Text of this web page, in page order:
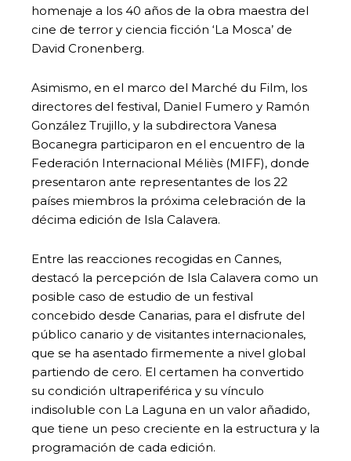
homenaje a los 40 años de la obra maestra del
cine de terror y ciencia ficción ‘La Mosca’ de
David Cronenberg.
Asimismo, en el marco del Marché du Film, los
directores del festival, Daniel Fumero y Ramón
González Trujillo, y la subdirectora Vanesa
Bocanegra participaron en el encuentro de la
Federación Internacional Méliès (MIFF), donde
presentaron ante representantes de los 22
países miembros la próxima celebración de la
décima edición de Isla Calavera.
Entre las reacciones recogidas en Cannes,
destacó la percepción de Isla Calavera como un
posible caso de estudio de un festival
concebido desde Canarias, para el disfrute del
público canario y de visitantes internacionales,
que se ha asentado firmemente a nivel global
partiendo de cero. El certamen ha convertido
su condición ultraperiférica y su vínculo
indisoluble con La Laguna en un valor añadido,
que tiene un peso creciente en la estructura y la
programación de cada edición.